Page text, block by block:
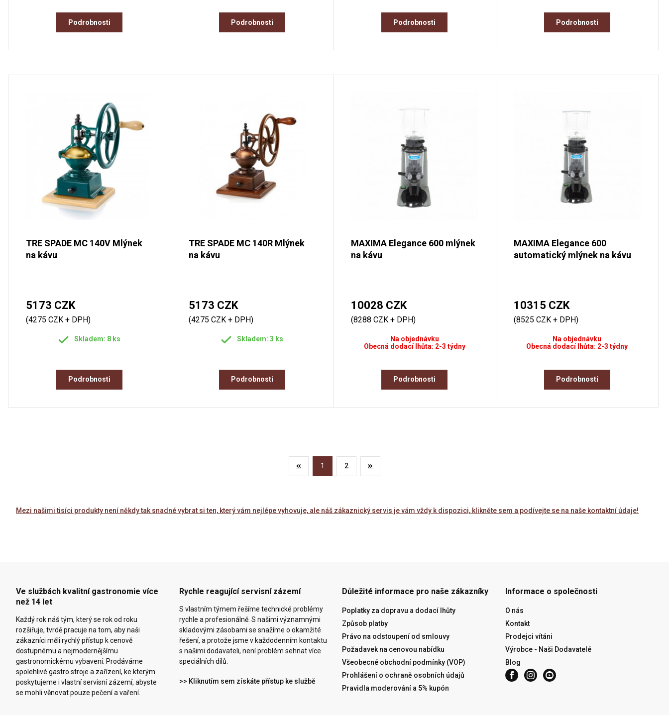
Podrobnosti Podrobnosti Podrobnosti Podrobnosti
TRE SPADE MC 140V Mlýnek
na kávu
5173 CZK
(4275 CZK + DPH)
Skladem: 8 ks
Podrobnosti
TRE SPADE MC 140R Mlýnek
na kávu
5173 CZK
(4275 CZK + DPH)
Skladem: 3 ks
Podrobnosti
MAXIMA Elegance 600 mlýnek
na kávu
10028 CZK
(8288 CZK + DPH)
Na objednávku
Obecná dodací lhůta: 2-3 týdny
Podrobnosti
MAXIMA Elegance 600
automatický mlýnek na kávu
10315 CZK
(8525 CZK + DPH)
Na objednávku
Obecná dodací lhůta: 2-3 týdny
Podrobnosti
1 2
Mezi našimi tisíci produkty není někdy tak snadné vybrat si ten, který vám nejlépe vyhovuje, ale náš zákaznický servis je vám vždy k dispozici, klikněte sem a podívejte se na naše kontaktní údaje!
Ve službách kvalitní gastronomie více
než 14 let
Každý rok náš tým, který se rok od roku
rozšiřuje, tvrdě pracuje na tom, aby naši
zákazníci měli rychlý přístup k cenově
dostupnému a nejmodernějšímu
gastronomickému vybavení. Prodáváme
spolehlivé gastro stroje a zařízení, ke kterým
poskytujeme i vlastní servisní zázemí, abyste
se mohli věnovat pouze pečení a vaření.
Rychle reagující servisní zázemí
S vlastním týmem řešíme technické problémy
rychle a profesionálně. S našimi významnými
skladovými zásobami se snažíme o okamžité
řešení, a protože jsme v každodenním kontaktu
s našimi dodavateli, není problém sehnat více
speciálních dílů.
>> Kliknutím sem získáte přístup ke službě
Důležité informace pro naše zákazníky
Poplatky za dopravu a dodací lhůty
Způsob platby
Právo na odstoupení od smlouvy
Požadavek na cenovou nabídku
Všeobecné obchodní podmínky (VOP)
Prohlášení o ochraně osobních údajů
Pravidla moderování a 5% kupón
Informace o společnosti
O nás
Kontakt
Prodejci vítáni
Výrobce - Naši Dodavatelé
Blog